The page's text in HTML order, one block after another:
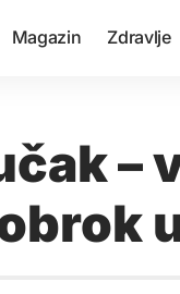
Magazin Zdravlje
–